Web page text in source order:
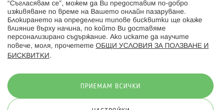
Последвайте ни:
“Съгласявам се”, можем да Ви предоставим по-добро
изживяване по време на Вашето онлайн пазаруване.
Блокирането на определени типове бисквитки ще окаже
влияние върху начина, по който Ви доставяме
персонализирано съдържание. Ако искате да научите
повече, моля, прочетете ОБЩИ УСЛОВИЯ ЗА ПОЛЗВАНЕ И
БИСКВИТКИ .
ПРИЕМАМ ВСИЧКИ